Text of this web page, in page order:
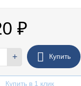
₽
+ Купить
Купить в 1 клик